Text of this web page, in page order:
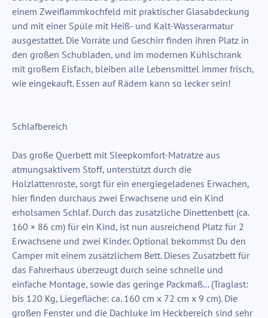
einem Zweiflammkochfeld mit praktischer Glasabdeckung
und mit einer Spüle mit Heiß- und Kalt-Wasserarmatur
ausgestattet. Die Vorräte und Geschirr finden ihren Platz in
den großen Schubladen, und im modernen Kühlschrank
mit großem Eisfach, bleiben alle Lebensmittel immer frisch,
wie eingekauft. Essen auf Rädern kann so lecker sein!
Schlafbereich
Das große Querbett mit Sleepkomfort-Matratze aus
atmungsaktivem Stoff, unterstützt durch die
Holzlattenroste, sorgt für ein energiegeladenes Erwachen,
hier finden durchaus zwei Erwachsene und ein Kind
erholsamen Schlaf. Durch das zusätzliche Dinettenbett (ca.
160 × 86 cm) für ein Kind, ist nun ausreichend Platz für 2
Erwachsene und zwei Kinder. Optional bekommst Du den
Camper mit einem zusätzlichem Bett. Dieses Zusatzbett für
das Fahrerhaus überzeugt durch seine schnelle und
einfache Montage, sowie das geringe Packmaß... (Traglast:
bis 120 Kg, Liegefläche: ca. 160 cm x 72 cm x 9 cm). Die
großen Fenster und die Dachluke im Heckbereich sind sehr